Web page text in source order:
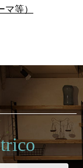
等）
trico